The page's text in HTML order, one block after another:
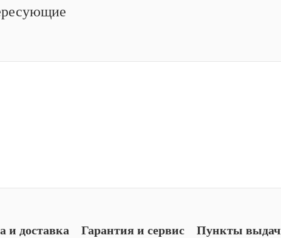
и доставка Гарантия и сервис Пункты